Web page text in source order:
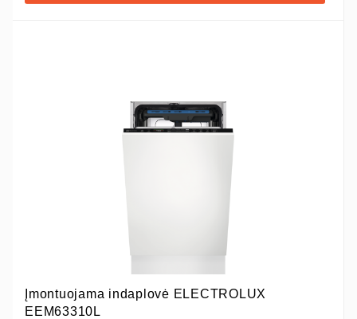
Įmontuojama indaplovė ELECTROLUX
EEM63310L